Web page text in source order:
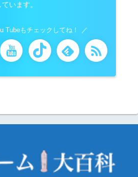
います。
Tubeもチェックしてね！